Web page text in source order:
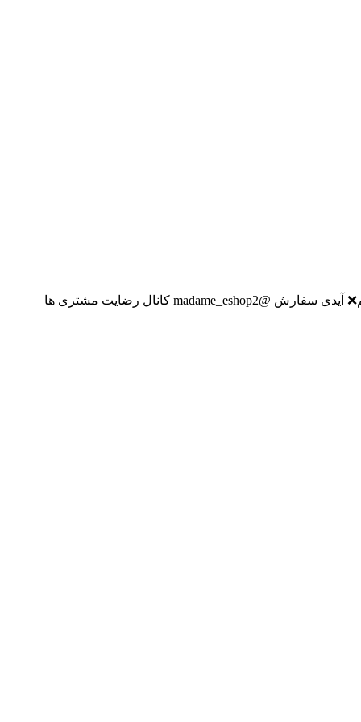
با بیش از ۵ سال فروش اینترنتی در تلگرام و اینستاگرام انواع لباس مجلسی، اسپرت، مانتو، کیف، کفش، روسری و. … خرید حضوری نداریم❌ آیدی سفارش @madame_eshop2 کانال رضایت مشتری ها